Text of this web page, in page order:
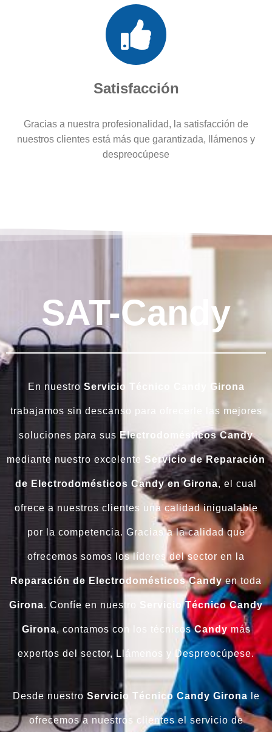
Satisfacción
Gracias a nuestra profesionalidad, la satisfacción de
nuestros clientes está más que garantizada, llámenos y
despreocúpese
SAT-Candy
En nuestro Servicio Técnico Candy Girona
trabajamos sin descanso para ofrecerle las mejores
soluciones para sus Electrodomésticos Candy
mediante nuestro excelente Servicio de Reparación
de Electrodomésticos Candy en Girona, el cual
ofrece a nuestros clientes una calidad inigualable
por la competencia. Gracias a la calidad que
ofrecemos somos los líderes del sector en la
Reparación de Electrodomésticos Candyen toda
Girona. Confíe en nuestro Servicio Técnico Candy
Girona, contamos con los técnicosCandymás
expertos del sector, Llámenos y Despreocúpese.
Desde nuestro Servicio Técnico Candy Girona le
ofrecemos a nuestros clientes el servicio de